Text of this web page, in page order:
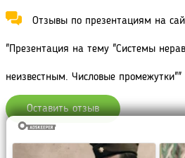
Отзывы по презентациям на
"Презентация на тему "Системы
неизвестным. Числовые промежутки""
Оставить отзыв